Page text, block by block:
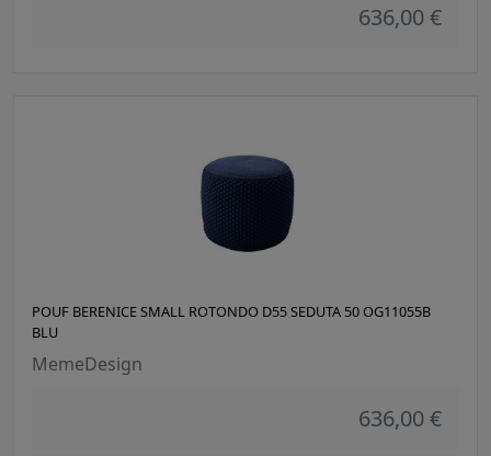
636,00 €
POUF BERENICE SMALL ROTONDO D55 SEDUTA 50 OG11055B
BLU
MemeDesign
636,00 €